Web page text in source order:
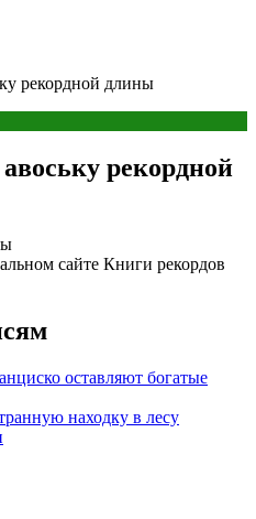
рекордной длины
рекордной
сайте Книги рекордов
оставляют богатые
находку в лесу